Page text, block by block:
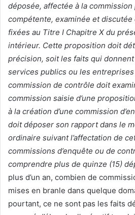
déposée, affectée à la commission
compétente, examinée et
fixées au Titre I Chapitre X du
intérieur. Cette proposition doit
précision, soit les faits qui
services publics ou les
commission de contrôle doit
commission saisie d’une
à la création d’une commission
doit déposer son rapport dans le
ordinaire suivant l’affectation de
commissions d’enquête ou de
comprendre plus de quinze (15)
plus d’un an, combien de
mises en branle dans quelque
pourtant, ce ne sont pas les faits